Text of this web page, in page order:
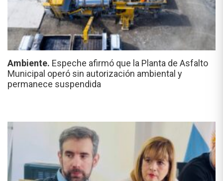
Ambiente. Espeche afirmó que la Planta de Asfalto
Municipal operó sin autorización ambiental y
permanece suspendida